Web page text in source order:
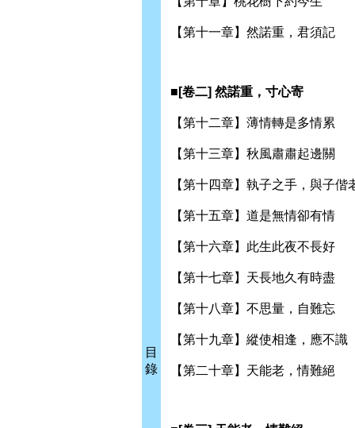
目
錄
【第十一章】然諾重，君須記
■[卷二] 然諾重，寸心寄
【第十二章】薄情轉是多情累
【第十三章】秋風肅肅起邊關
【第十四章】執子之手，與子偕
【第十五章】道是無情卻有情
【第十六章】此生此夜不長好
【第十七章】天長地久有時盡
【第十八章】不思量，自難忘
【第十九章】縱使相逢，應不識
【第二十章】天能老，情難絕